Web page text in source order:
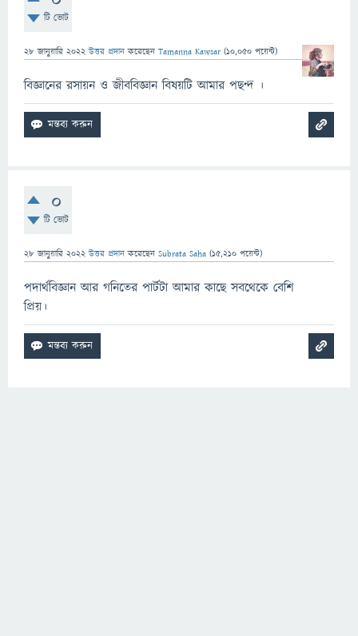
টি ভোট
28 জানুয়ারি 2022 উত্তর প্রদান করেছেন Tamanna Kawsar (10,050 পয়েন্ট)
বিজ্ঞানের রসায়ন ও জীববিজ্ঞান বিষয়টি আমার পছন্দ ।
0
টি ভোট
28 জানুয়ারি 2022 উত্তর প্রদান করেছেন Subrata Saha (15,210 পয়েন্ট)
পদার্থবিজ্ঞান আর গনিতের পার্টটা আমার কাছে সবথেকে বেশি
প্রিয়।